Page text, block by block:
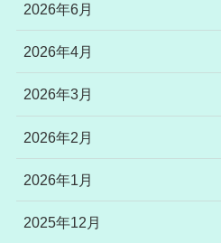
2026年6月
2026年4月
2026年3月
2026年2月
2026年1月
2025年12月